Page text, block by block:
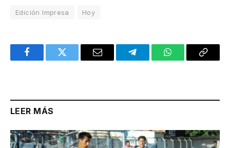
Edición Impresa Hoy
FacebookTwitter Email TelegramWhatsAppCopy
LEER MÁS